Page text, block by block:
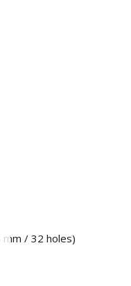
/ 32 holes)